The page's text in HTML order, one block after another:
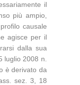
il
più ampio,
causale
agisce per il
dalla sua
luglio 2008 n.
è derivato da
sez. 3, 18